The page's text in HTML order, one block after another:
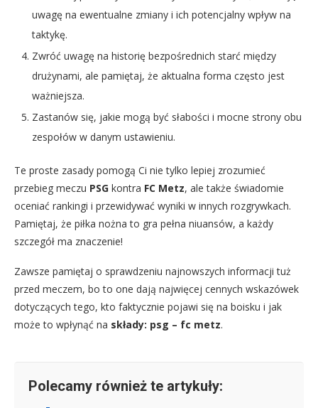
uwagę na ewentualne zmiany i ich potencjalny wpływ na
taktykę.
Zwróć uwagę na historię bezpośrednich starć między
drużynami, ale pamiętaj, że aktualna forma często jest
ważniejsza.
Zastanów się, jakie mogą być słabości i mocne strony obu
zespołów w danym ustawieniu.
Te proste zasady pomogą Ci nie tylko lepiej zrozumieć
przebieg meczu PSG kontra FC Metz, ale także świadomie
oceniać rankingi i przewidywać wyniki w innych rozgrywkach.
Pamiętaj, że piłka nożna to gra pełna niuansów, a każdy
szczegół ma znaczenie!
Zawsze pamiętaj o sprawdzeniu najnowszych informacji tuż
przed meczem, bo to one dają najwięcej cennych wskazówek
dotyczących tego, kto faktycznie pojawi się na boisku i jak
może to wpłynąć na składy: psg – fc metz.
Polecamy również te artykuły: